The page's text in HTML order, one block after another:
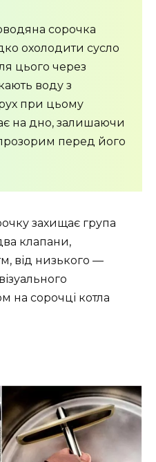
сорочка
охолодити сусло
цього через
воду з
при цьому
на дно, залишаючи
перед його
захищає група
клапани,
від низького —
на сорочці котла